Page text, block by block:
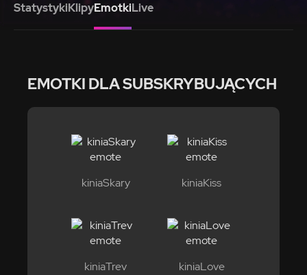
StatystykiKlipyEmotkiLive
EMOTKI DLA SUBSKRYBUJĄCYCH
kiniaSkary kiniaKiss
kiniaTrev kiniaLove